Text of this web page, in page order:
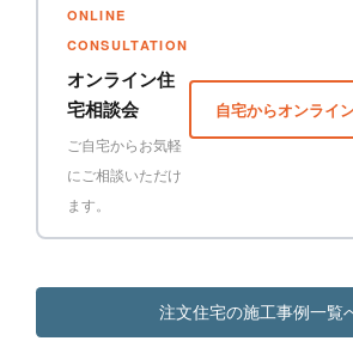
ONLINE
CONSULTATION
オンライン住
宅相談会
ご自宅からお気軽
にご相談いただけ
ます。
自宅からオンライ
注文住宅の施工事例一覧